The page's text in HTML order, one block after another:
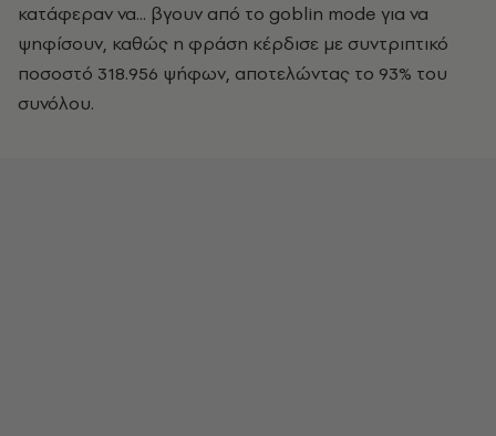
κατάφεραν να... βγουν από το goblin mode για να
ψηφίσουν, καθώς η φράση κέρδισε με συντριπτικό
ποσοστό 318.956 ψήφων, αποτελώντας το 93% του
συνόλου.